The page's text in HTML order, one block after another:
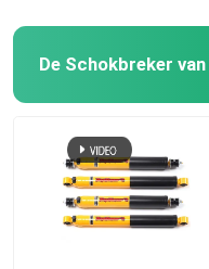
De Schokbreker